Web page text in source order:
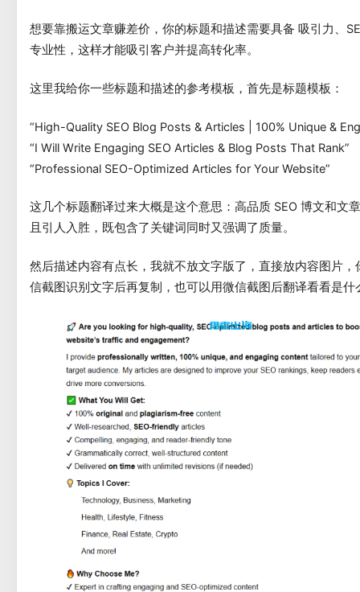
想要靠搬运文章赚差价，你的标题和描述需要具备 吸引力、
专业性，这样才能吸引客户并提高转化率。
这里我给你一些标题和描述的参考模板，首先是标题模板：
“High-Quality SEO Blog Posts & Articles | 100% Unique &
“I Will Write Engaging SEO Articles & Blog Posts That Rank”
“Professional SEO-Optimized Articles for Your Website”
这几个标题翻译过来大概是这个意思：高品质 SEO 博文和文
且引人入胜，既包含了关键词同时又强调了质量。
然后描述内容有点长，我就不放文字版了，直接放内容图片，
信截图识别文字后再复制，也可以用微信截图后翻译看看是什